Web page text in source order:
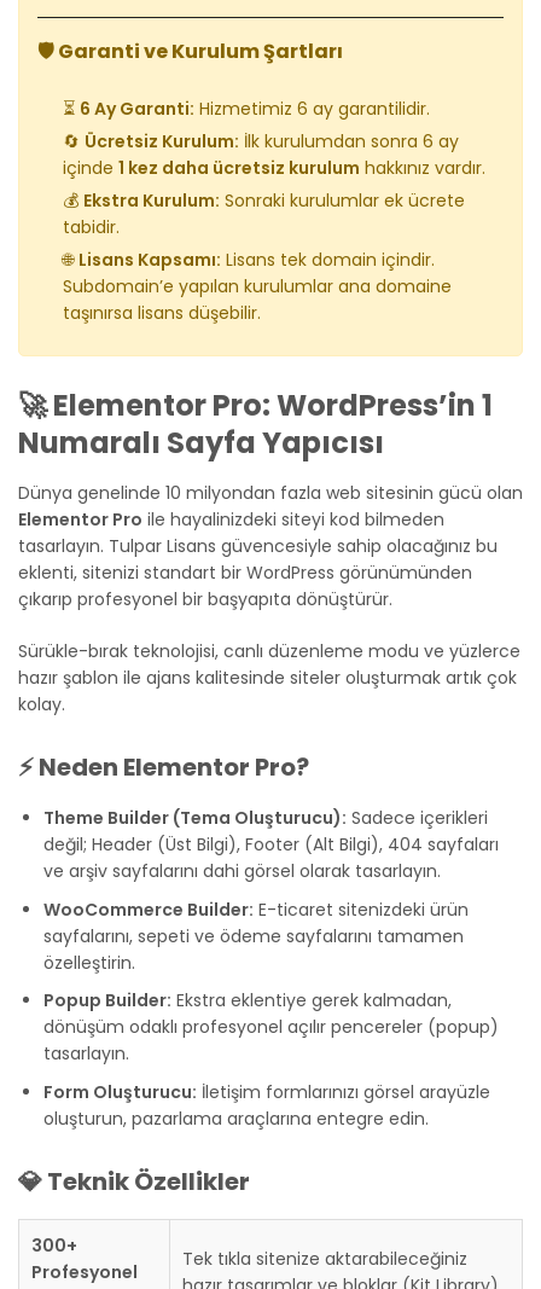
🛡️ Garanti ve Kurulum Şartları
⏳ 6 Ay Garanti: Hizmetimiz 6 ay garantilidir.
🔄 Ücretsiz Kurulum: İlk kurulumdan sonra 6 ay
içinde 1 kez daha ücretsiz kurulum hakkınız vardır.
💰 Ekstra Kurulum: Sonraki kurulumlar ek ücrete
tabidir.
🌐 Lisans Kapsamı: Lisans tek domain içindir.
Subdomain’e yapılan kurulumlar ana domaine
taşınırsa lisans düşebilir.
🚀 Elementor Pro: WordPress’in 1
Numaralı Sayfa Yapıcısı
Dünya genelinde 10 milyondan fazla web sitesinin gücü olan
Elementor Pro ile hayalinizdeki siteyi kod bilmeden
tasarlayın. Tulpar Lisans güvencesiyle sahip olacağınız bu
eklenti, sitenizi standart bir WordPress görünümünden
çıkarıp profesyonel bir başyapıta dönüştürür.
Sürükle-bırak teknolojisi, canlı düzenleme modu ve yüzlerce
hazır şablon ile ajans kalitesinde siteler oluşturmak artık çok
kolay.
⚡ Neden Elementor Pro?
Theme Builder (Tema Oluşturucu): Sadece içerikleri
değil; Header (Üst Bilgi), Footer (Alt Bilgi), 404 sayfaları
ve arşiv sayfalarını dahi görsel olarak tasarlayın.
WooCommerce Builder: E-ticaret sitenizdeki ürün
sayfalarını, sepeti ve ödeme sayfalarını tamamen
özelleştirin.
Popup Builder: Ekstra eklentiye gerek kalmadan,
dönüşüm odaklı profesyonel açılır pencereler (popup)
tasarlayın.
Form Oluşturucu: İletişim formlarınızı görsel arayüzle
oluşturun, pazarlama araçlarına entegre edin.
💎 Teknik Özellikler
300+
Profesyonel
Tek tıkla sitenize aktarabileceğiniz